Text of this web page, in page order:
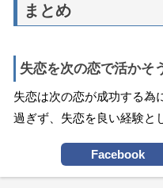
まとめ
失恋を次の恋で活かそ
失恋は次の恋が成功する為
過ぎず、失恋を良い経験と
Facebook